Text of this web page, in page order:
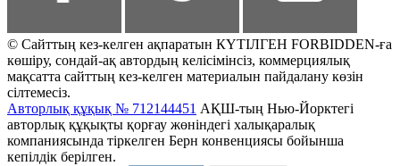
© Сайттың кез-келген ақпаратын КҮТІЛГЕН FORBIDDEN-ға
көшіру, сондай-ақ автордың келісімінсіз, коммерциялық
мақсатта сайттың кез-келген материалын пайдалану көзін
сілтемесіз.
Авторлық құқық № 712144451 АҚШ-тың Нью-Йорктегі
авторлық құқықты қорғау жөніндегі халықаралық
компаниясында тіркелген Берн конвенциясы бойынша
кепілдік берілген.